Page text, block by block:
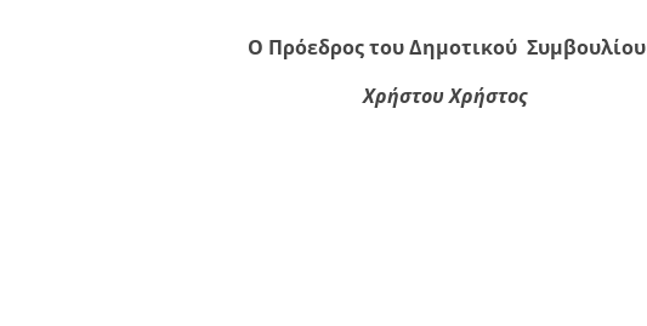
Ο Πρόεδρος του Δημοτικού Συμβουλίου
Χρήστου Χρήστος